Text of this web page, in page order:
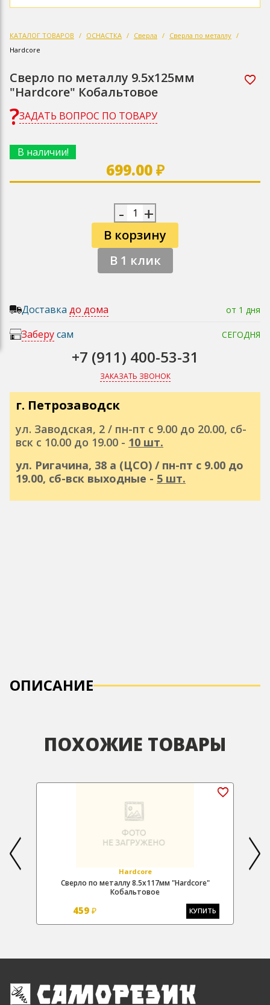
КАТАЛОГ ТОВАРОВ ОСНАСТКА Сверла
Сверла по металлу
Hardcore
Сверло по металлу 9.5х125мм
"Hardcore" Кобальтовое
ЗАДАТЬ ВОПРОС ПО ТОВАРУ
В наличии!
699.00 ₽
- +
В корзину
В 1 клик
Доставка до дома от 1 дня
Заберусам СЕГОДНЯ
+7 (911) 400-53-31
ЗАКАЗАТЬ ЗВОНОК
г. Петрозаводск
ул. Заводская, 2 / пн-пт с 9.00 до 20.00, сб-
вск с 10.00 до 19.00 - 10 шт.
ул. Ригачина, 38 а (ЦСО) / пн-пт с 9.00 до
19.00, сб-вск выходные - 5 шт.
ОПИСАНИЕ
ПОХОЖИЕ ТОВАРЫ
Hardcore
Сверло по металлу 8.5х117мм "Hardcore"
Кобальтовое
459 ₽ КУПИТЬ